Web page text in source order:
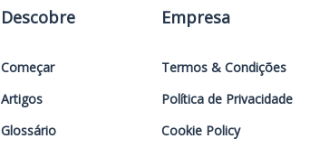
Descobre
Começar
Artigos
Glossário
Empresa
Termos & Condições
Política de Privacidade
Cookie Policy